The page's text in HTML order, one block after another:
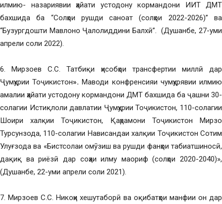
илмию- назариявии ҳайати устодону кормандони ИИТ ДМТ
бахшида ба “Солҳои рушди саноат (солҳои 2022-2026)” ва
“Бузургдошти Мавлоно Ҷалолиддини Балхӣ”. (Душанбе, 27-уми
апрели соли 2022).
6. Мирзоев С.С. Татбиқи ҳисобҳои трансфертии миллӣ дар
Ҷумҳурии Тоҷикистон».Маводи конфренсияи чумҳурявии илмию
амалии ҳайати устодону кормандони ДМТ бахшида ба ҷашни 30-
солагии Истиқлоли давлатии Ҷумҳурии Тоҷикистон, 110-солагии
Шоири халқии Тоҷикистон, Қаҳрамони Тоҷикистон Мирзо
Турсунзода, 110-солагии Нависандаи халқии Тоҷикистон Сотим
Улуғзода ва «Бистсолаи омӯзиш ва рушди фанҳои табиатшиносӣ,
дақиқ ва риёзӣ дар соҳаи илму маориф (солҳои 2020-2040)»,
(Душанбе, 22-уми апрели соли 2021).
7. Мирзоев С.С. Никоҳи хешутаборӣ ва оқибатҳои манфии он дар